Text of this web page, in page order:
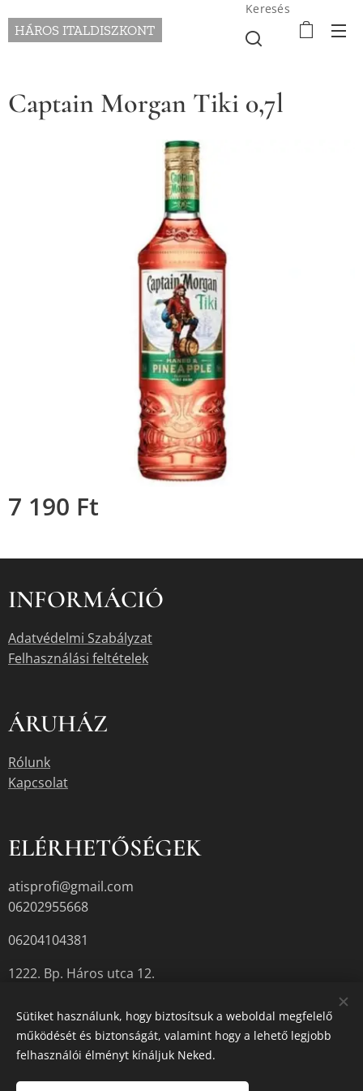
HÁROS ITALDISZKONT
Keresés
Captain Morgan Tiki 0,7l
7 190 Ft
INFORMÁCIÓ
Adatvédelmi Szabályzat
Felhasználási feltételek
ÁRUHÁZ
Rólunk
Kapcsolat
ELÉRHETŐSÉGEK
atisprofi@gmail.com
06202955668
06204104381
1222. Bp. Háros utca 12.
A termékek aktuális készletéről érdeklődjön az üzletben, vagy a
megadott elérhetőségek egyikén.
Sütiket használunk, hogy biztosítsuk a weboldal megfelelő
működését és biztonságát, valamint hogy a lehető legjobb
felhasználói élményt kínáljuk Neked.